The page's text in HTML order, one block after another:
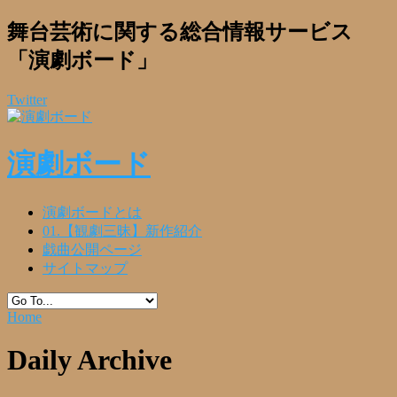
舞台芸術に関する総合情報サービス
「演劇ボード」
Twitter
演劇ボード
演劇ボードとは
01.【観劇三昧】新作紹介
戯曲公開ページ
サイトマップ
Home
Daily Archive